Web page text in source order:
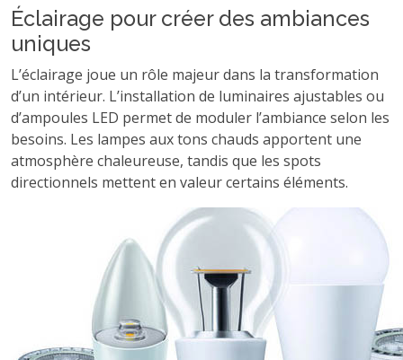
Éclairage pour créer des ambiances
uniques
L’éclairage joue un rôle majeur dans la transformation
d’un intérieur. L’installation de luminaires ajustables ou
d’ampoules LED permet de moduler l’ambiance selon les
besoins. Les lampes aux tons chauds apportent une
atmosphère chaleureuse, tandis que les spots
directionnels mettent en valeur certains éléments.